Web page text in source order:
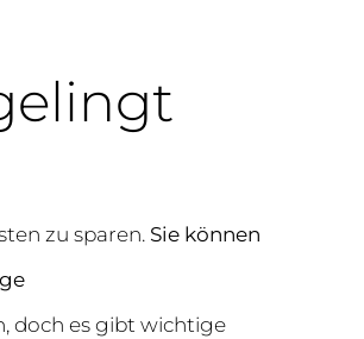
zu sparen. Sie können
doch es gibt wichtige